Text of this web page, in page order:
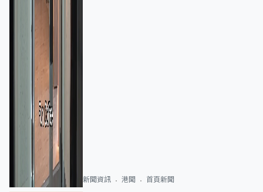
新聞資訊 港聞 首頁新聞